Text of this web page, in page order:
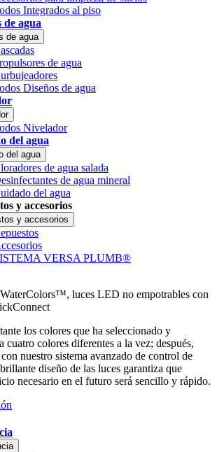
Integrados al piso
de agua
de agua
de agua
Diseños de agua
Nivelador
del agua
del agua
de agua salada
de agua mineral
del agua
y accesorios
y accesorios
VERSA PLUMB®
luces LED no empotrables con
los colores que ha seleccionado y
cuatro colores diferentes a la vez; después,
nuestro sistema avanzado de control de
diseño de las luces garantiza que
necesario en el futuro será sencillo y rápido.